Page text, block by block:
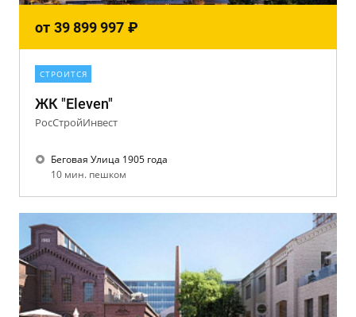
от 39 899 997 ₽
СТРОИТСЯ
ЖК "Eleven"
РосСтройИнвест
Беговая Улица 1905 года
10 мин. пешком